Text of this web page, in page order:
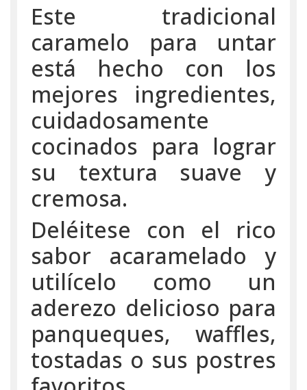
Este tradicional
caramelo para untar
está hecho con los
mejores ingredientes,
cuidadosamente
cocinados para lograr
su textura suave y
cremosa.
Deléitese con el rico
sabor acaramelado y
utilícelo como un
aderezo delicioso para
panqueques, waffles,
tostadas o sus postres